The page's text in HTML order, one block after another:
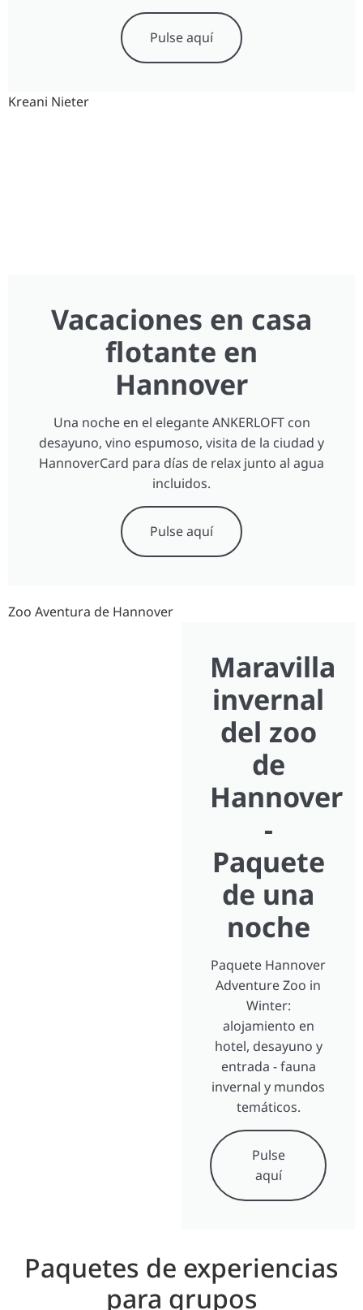
Pulse aquí
Kreani Nieter
Vacaciones en casa
flotante en
Hannover
Una noche en el elegante ANKERLOFT con
desayuno, vino espumoso, visita de la ciudad y
HannoverCard para días de relax junto al agua
incluidos.
Pulse aquí
Zoo Aventura de Hannover
Maravilla
invernal
del zoo
de
Hannover
-
Paquete
de una
noche
Paquete Hannover
Adventure Zoo in
Winter:
alojamiento en
hotel, desayuno y
entrada - fauna
invernal y mundos
temáticos.
Pulse
aquí
Paquetes de experiencias
para grupos